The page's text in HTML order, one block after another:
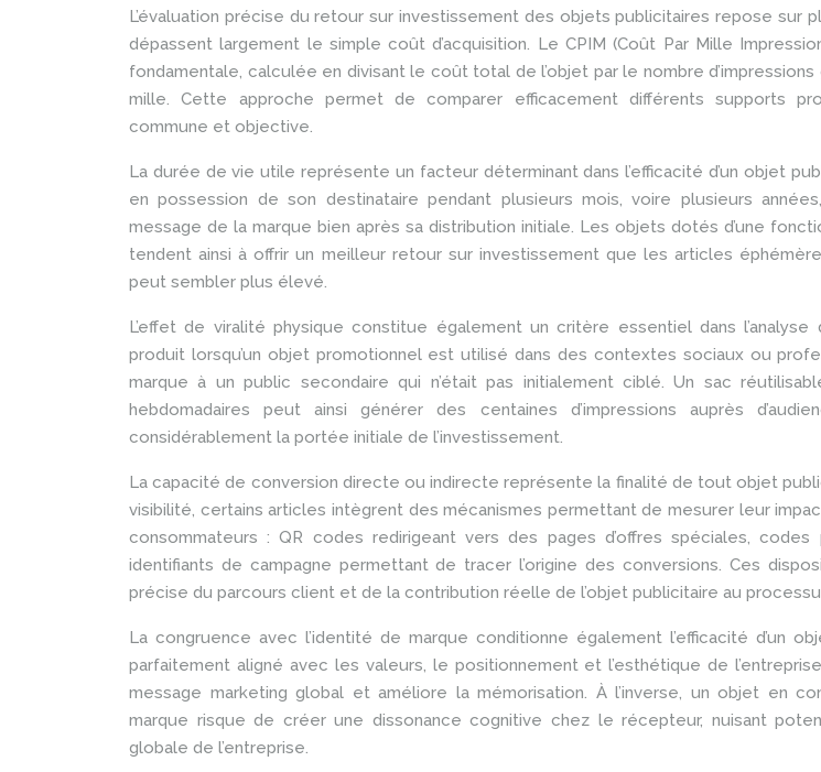
L’évaluation précise du retour sur investissement des objets publicitaires repose sur
dépassent largement le simple coût d’acquisition. Le CPIM (Coût Par Mille
fondamentale, calculée en divisant le coût total de l’objet par le nombre
mille. Cette approche permet de comparer efficacement différents supports
commune et objective.
La durée de vie utile représente un facteur déterminant dans l’efficacité d’un objet
en possession de son destinataire pendant plusieurs mois, voire plusieurs
message de la marque bien après sa distribution initiale. Les objets dotés d’une
tendent ainsi à offrir un meilleur retour sur investissement que les articles
peut sembler plus élevé.
L’effet de viralité physique constitue également un critère essentiel dans l’analyse
produit lorsqu’un objet promotionnel est utilisé dans des contextes sociaux ou
marque à un public secondaire qui n’était pas initialement ciblé. Un sac
hebdomadaires peut ainsi générer des centaines d’impressions auprès
considérablement la portée initiale de l’investissement.
La capacité de conversion directe ou indirecte représente la finalité de tout objet
visibilité, certains articles intègrent des mécanismes permettant de mesurer leur
consommateurs : QR codes redirigeant vers des pages d’offres spéciales, codes
identifiants de campagne permettant de tracer l’origine des conversions. Ces
précise du parcours client et de la contribution réelle de l’objet publicitaire au
La congruence avec l’identité de marque conditionne également l’efficacité d’un
parfaitement aligné avec les valeurs, le positionnement et l’esthétique de
message marketing global et améliore la mémorisation. À l’inverse, un objet en
marque risque de créer une dissonance cognitive chez le récepteur, nuisant
globale de l’entreprise.